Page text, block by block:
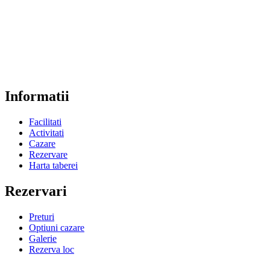
Informatii
Facilitati
Activitati
Cazare
Rezervare
Harta taberei
Rezervari
Preturi
Optiuni cazare
Galerie
Rezerva loc